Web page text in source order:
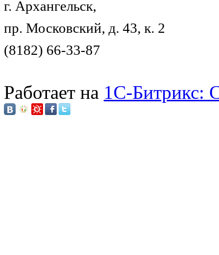
г. Архангельск,
пр. Московский, д. 43, к. 2
(8182) 66-33-87
Работает на 1C-Битрикс: